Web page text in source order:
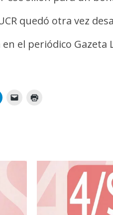
quedó otra vez
el periódico Gazeta